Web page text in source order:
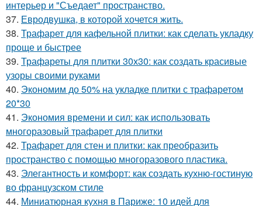
интерьер и "Съедает" пространство.
37. Евродвушка, в которой хочется жить.
38. Трафарет для кафельной плитки: как сделать укладку
проще и быстрее
39. Трафареты для плитки 30х30: как создать красивые
узоры своими руками
40. Экономим до 50% на укладке плитки с трафаретом
20*30
41. Экономия времени и сил: как использовать
многоразовый трафарет для плитки
42. Трафарет для стен и плитки: как преобразить
пространство с помощью многоразового пластика.
43. Элегантность и комфорт: как создать кухню-гостиную
во французском стиле
44. Миниатюрная кухня в Париже: 10 идей для